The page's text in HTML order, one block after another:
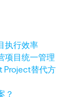
执行效率
项目统一管理
Project替代方
？